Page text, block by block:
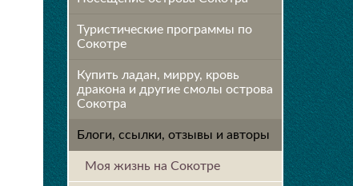
Туристические программы по
Сокотре
Купить ладан, мирру, кровь
дракона и другие смолы острова
Сокотра
Блоги, ссылки, отзывы и авторы
Моя жизнь на Сокотре